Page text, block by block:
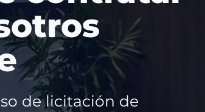
y nunca pierdas una
licitar,